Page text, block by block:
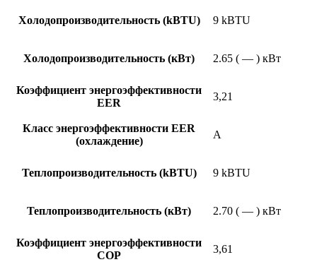
Холодопроизводительность (kBTU) 9 kBTU
Холодопроизводительность (кВт) 2.65 ( — ) кВт
Коэффициент энергоэффективности
EER
3,21
Класс энергоэффективности EER
(охлаждение)
A
Теплопроизводительность (kBTU) 9 kBTU
Теплопроизводительность (кВт) 2.70 ( — ) кВт
Коэффициент энергоэффективности
COP
3,61